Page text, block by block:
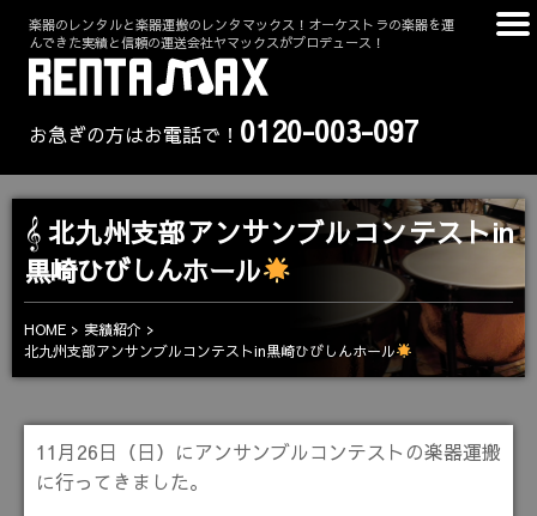
楽器のレンタルと楽器運搬のレンタマックス！オーケストラの楽器を運
んできた実績と信頼の運送会社ヤマックスがプロデュース！
お急ぎの方はお電話で！ 0120-003-097
北九州支部アンサンブルコンテストin
黒崎ひびしんホール
HOME
実績紹介
北九州支部アンサンブルコンテストin黒崎ひびしんホール
11月26日（日）にアンサンブルコンテストの楽器運搬
に行ってきました。